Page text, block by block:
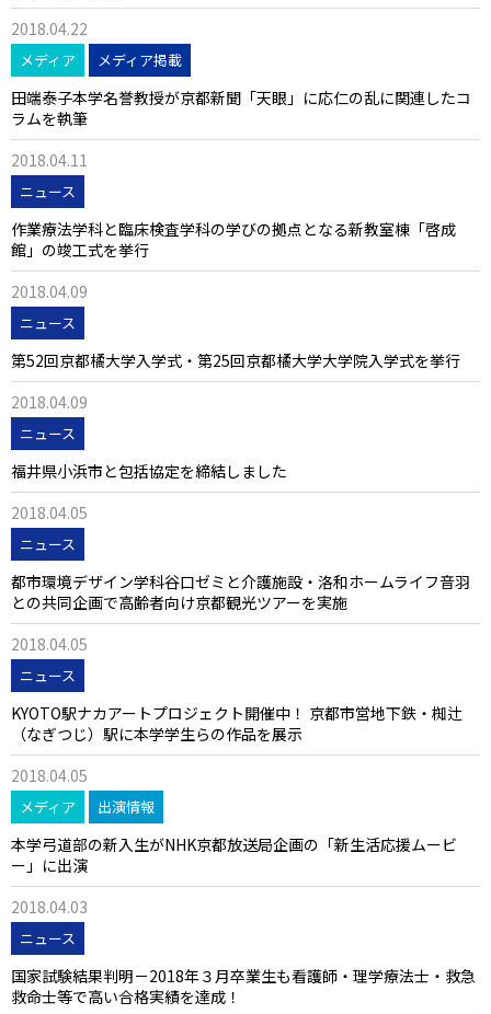
2018.04.22
メディア メディア掲載
田端泰子本学名誉教授が京都新聞「天眼」に応仁の乱に関連したコ
ラムを執筆
2018.04.11
ニュース
作業療法学科と臨床検査学科の学びの拠点となる新教室棟「啓成
館」の竣工式を挙行
2018.04.09
ニュース
第52回京都橘大学入学式・第25回京都橘大学大学院入学式を挙行
2018.04.09
ニュース
福井県小浜市と包括協定を締結しました
2018.04.05
ニュース
都市環境デザイン学科谷口ゼミと介護施設・洛和ホームライフ音羽
との共同企画で高齢者向け京都観光ツアーを実施
2018.04.05
ニュース
KYOTO駅ナカアートプロジェクト開催中！ 京都市営地下鉄・椥辻
（なぎつじ）駅に本学学生らの作品を展示
2018.04.05
メディア 出演情報
本学弓道部の新入生がNHK京都放送局企画の「新生活応援ムービ
ー」に出演
2018.04.03
ニュース
国家試験結果判明－2018年３月卒業生も看護師・理学療法士・救急
救命士等で高い合格実績を達成！